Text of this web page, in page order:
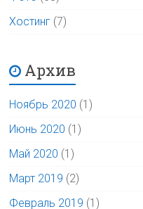
Хостинг (7)
Архив
Ноябрь 2020 (1)
Июнь 2020 (1)
Май 2020 (1)
Март 2019 (2)
Февраль 2019 (1)